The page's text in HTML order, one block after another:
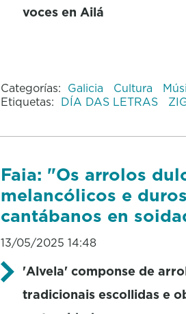
voces en Ailá
Categorías: Galicia Cultura
Etiquetas: DÍA DAS LETRAS
Faia: "Os arrolos
melancólicos e
cantábanos en
13/05/2025 14:48
'Alvela' componse de
tradicionais escollidas e